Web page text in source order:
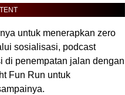
untuk menerapkan zero
sosialisasi, podcast
di penempatan jalan dengan
Fun Run untuk